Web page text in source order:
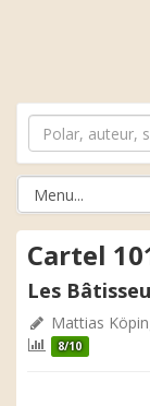
Cartel
Les
Mattias
8/10